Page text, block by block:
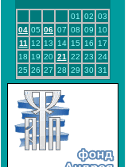
01 02 03
04 05 06 07 08 09
10
11
12 13 14 15 16
17
18 19 20 21 22 23 24
25 26 27 28 29 30 31